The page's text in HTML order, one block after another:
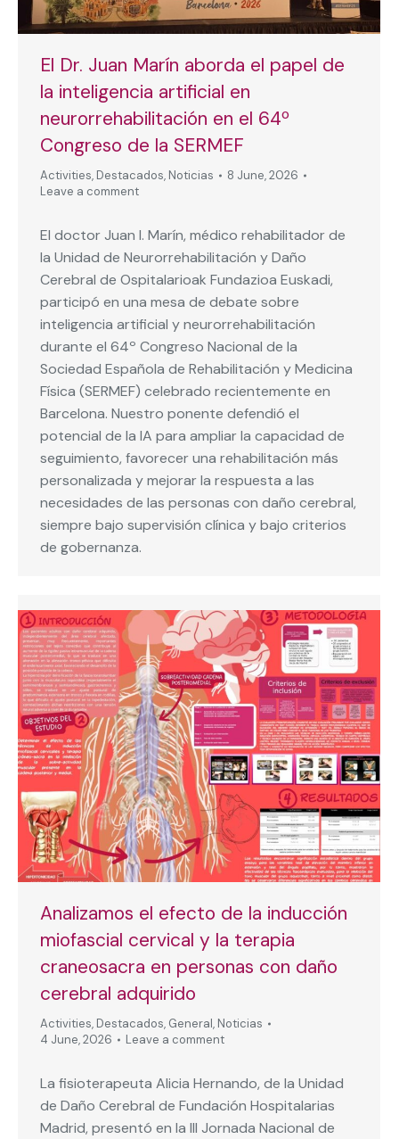
El Dr. Juan Marín aborda el papel de
la inteligencia artificial en
neurorrehabilitación en el 64º
Congreso de la SERMEF
Activities, Destacados, Noticias
8 June, 2026
Leave a comment
El doctor Juan I. Marín, médico rehabilitador de
la Unidad de Neurorrehabilitación y Daño
Cerebral de Ospitalarioak Fundazioa Euskadi,
participó en una mesa de debate sobre
inteligencia artificial y neurorrehabilitación
durante el 64º Congreso Nacional de la
Sociedad Española de Rehabilitación y Medicina
Física (SERMEF) celebrado recientemente en
Barcelona. Nuestro ponente defendió el
potencial de la IA para ampliar la capacidad de
seguimiento, favorecer una rehabilitación más
personalizada y mejorar la respuesta a las
necesidades de las personas con daño cerebral,
siempre bajo supervisión clínica y bajo criterios
de gobernanza.
Analizamos el efecto de la inducción
miofascial cervical y la terapia
craneosacra en personas con daño
cerebral adquirido
Activities, Destacados, General, Noticias
4 June, 2026
Leave a comment
La fisioterapeuta Alicia Hernando, de la Unidad
de Daño Cerebral de Fundación Hospitalarias
Madrid, presentó en la III Jornada Nacional de